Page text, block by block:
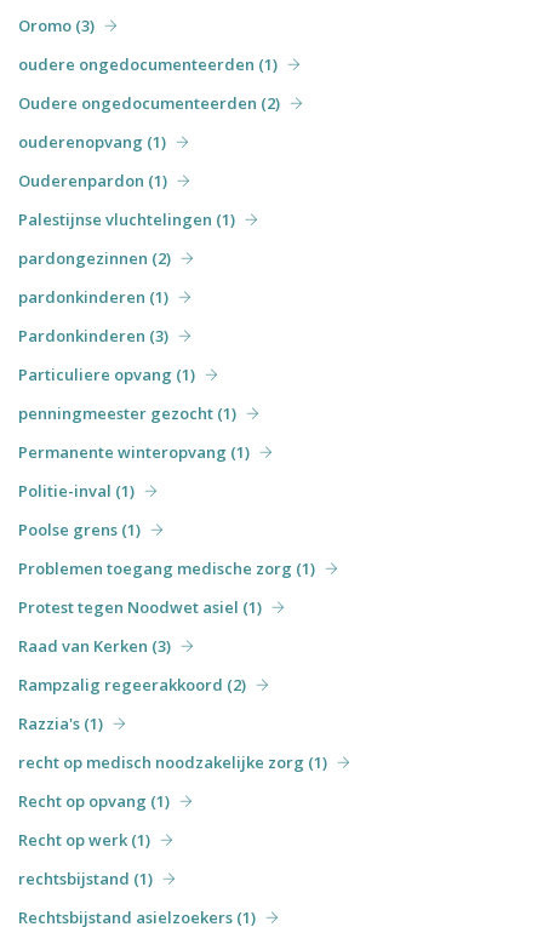
Oromo (3)
oudere ongedocumenteerden (1)
Oudere ongedocumenteerden (2)
ouderenopvang (1)
Ouderenpardon (1)
Palestijnse vluchtelingen (1)
pardongezinnen (2)
pardonkinderen (1)
Pardonkinderen (3)
Particuliere opvang (1)
penningmeester gezocht (1)
Permanente winteropvang (1)
Politie-inval (1)
Poolse grens (1)
Problemen toegang medische zorg (1)
Protest tegen Noodwet asiel (1)
Raad van Kerken (3)
Rampzalig regeerakkoord (2)
Razzia's (1)
recht op medisch noodzakelijke zorg (1)
Recht op opvang (1)
Recht op werk (1)
rechtsbijstand (1)
Rechtsbijstand asielzoekers (1)